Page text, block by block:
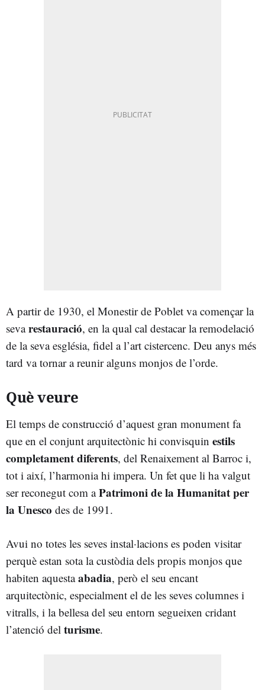
A partir de 1930, el Monestir de Poblet va començar la
sevarestauració, en la qual cal destacar la remodelació
de la seva església, fidel a l’art cistercenc. Deu anys més
tard va tornar a reunir alguns monjos de l’orde.
Què veure
El temps de construcció d’aquest gran monument fa
que en el conjunt arquitectònic hi convisquin estils
completament diferents, del Renaixement al Barroc i,
tot i així, l’harmonia hi impera. Un fet que li ha valgut
ser reconegut com aPatrimoni de la Humanitat per
la Unesco des de 1991.
Avui no totes les seves instal·lacions es poden visitar
perquè estan sota la custòdia dels propis monjos que
habiten aquestaabadia, però el seu encant
arquitectònic, especialment el de les seves columnes i
vitralls, i la bellesa del seu entorn segueixen cridant
l’atenció del turisme.